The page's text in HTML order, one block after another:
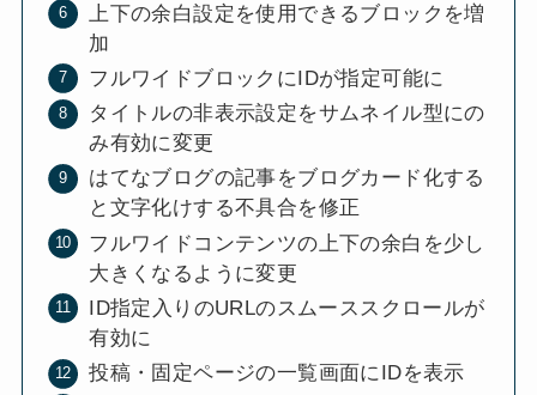
上下の余白設定を使用できるブロックを増
加
フルワイドブロックにIDが指定可能に
タイトルの非表示設定をサムネイル型にの
み有効に変更
はてなブログの記事をブログカード化する
と文字化けする不具合を修正
フルワイドコンテンツの上下の余白を少し
大きくなるように変更
ID指定入りのURLのスムーススクロールが
有効に
投稿・固定ページの一覧画面にIDを表示